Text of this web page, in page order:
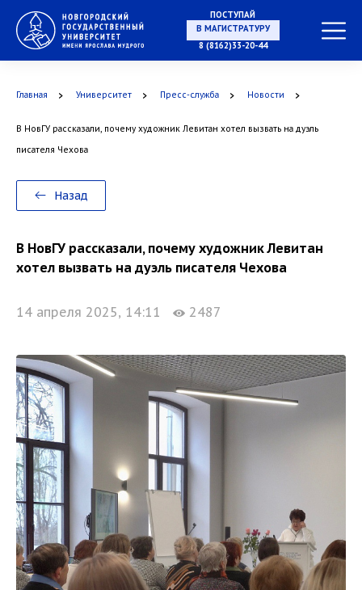
ПОСТУПАЙ
НА СПЕЦИАЛИТЕТ
В МАГИСТРАТУРУ
8 (8162)33-20-44
Главная Университет Пресс-служба Новости
В НовГУ рассказали, почему художник Левитан хотел вызвать на дуэль
писателя Чехова
Назад
В НовГУ рассказали, почему художник Левитан
хотел вызвать на дуэль писателя Чехова
14 апреля 2025, 14:11 2487